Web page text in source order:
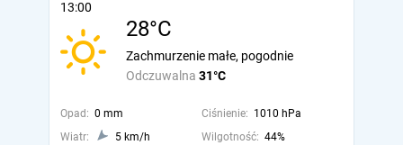
13:00
28°C
Odczuwalna 31°C
Zachmurzenie małe, pogodnie
Opad: 0 mm Ciśnienie: 1010 hPa
Wiatr:
5 km/h Wilgotność: 44%